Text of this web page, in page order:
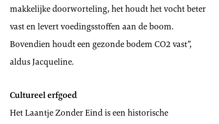
makkelijke doorworteling, het houdt het vocht beter
vast en levert voedingsstoffen aan de boom.
Bovendien houdt een gezonde bodem CO2 vast”,
aldus Jacqueline.
Cultureel erfgoed
Het Laantje Zonder Eind is een historische